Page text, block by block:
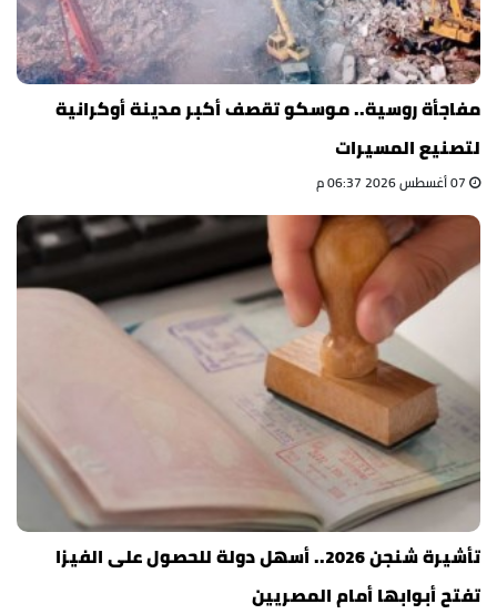
مفاجأة روسية.. موسكو تقصف أكبر مدينة أوكرانية
لتصنيع المسيرات
تأشيرة شنجن 2026.. أسهل دولة للحصول على الفيزا
تفتح أبوابها أمام المصريين